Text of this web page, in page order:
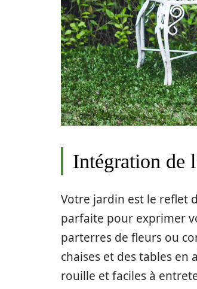
Intégration de
Votre jardin est le reflet
parfaite pour exprimer
parterres de fleurs ou
chaises et des tables
rouille et faciles à